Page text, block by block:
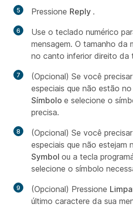
5 Pressione Reply .
6
Use o teclado numérico
mensagem. O tamanho da
no canto inferior direito da
7
(Opcional) Se você
especiais que não estão
Símbolo e selecione o
precisa.
8
(Opcional) Se você
especiais que não estejam
Symbol ou a tecla
selecione o símbolo
9 (Opcional) Pressione
último caractere da sua